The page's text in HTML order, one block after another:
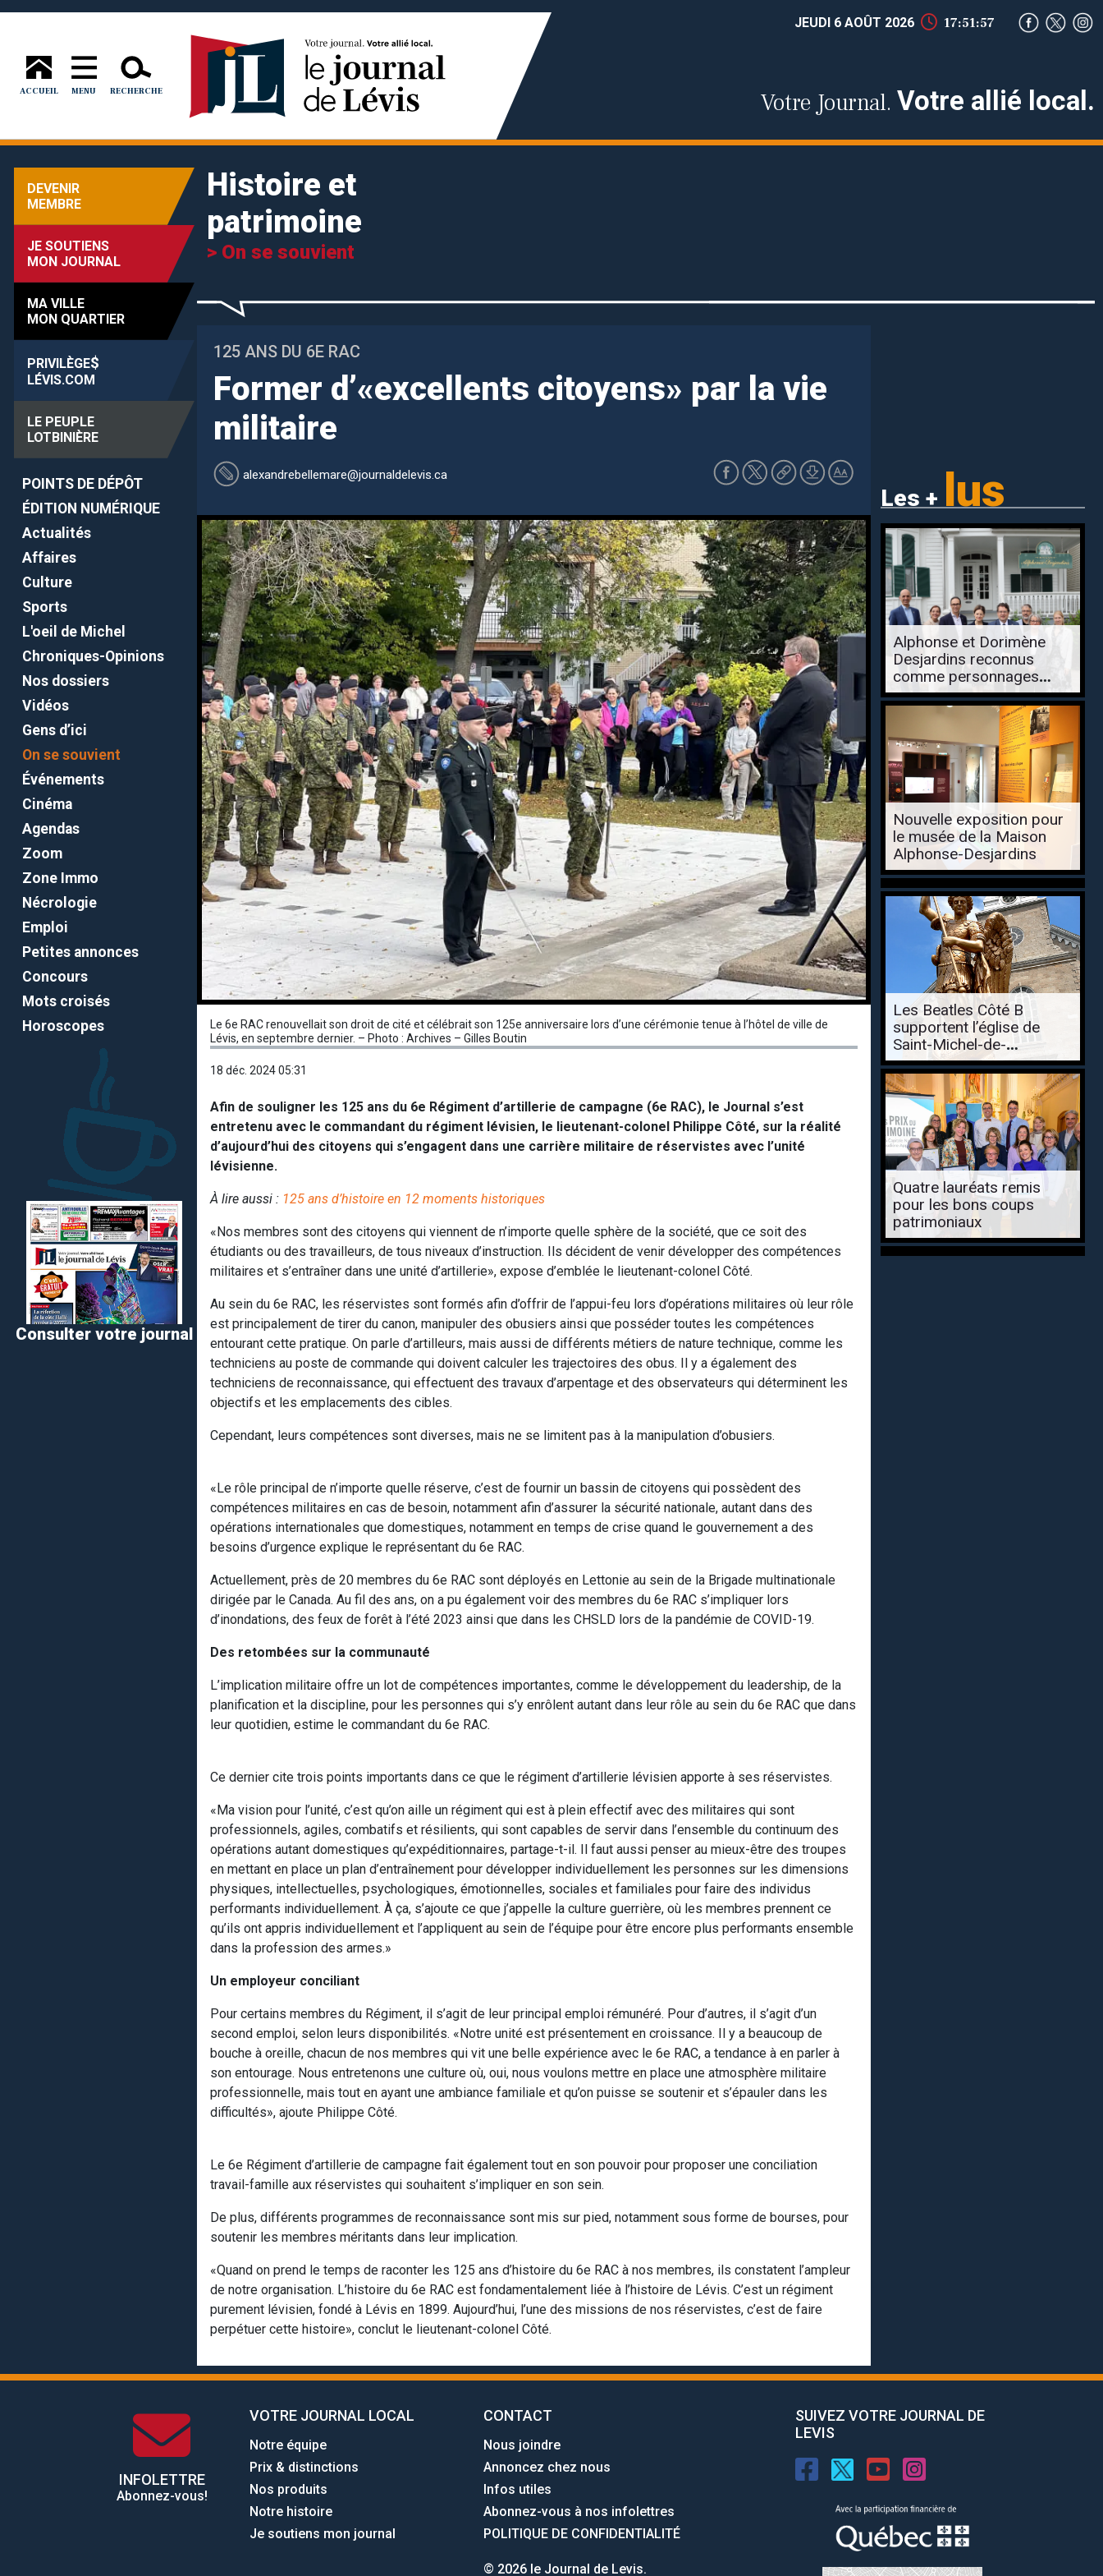
ACCUEIL MENU RECHERCHE
JEUDI 6 AOÛT 2026 17:51:58
Votre Journal. Votre allié local.
DEVENIR
MEMBRE
JE SOUTIENS
MON JOURNAL
MA VILLE
MON QUARTIER
PRIVILÈGE$
LÉVIS.COM
LE PEUPLE
LOTBINIÈRE
POINTS DE DÉPÔT
ÉDITION NUMÉRIQUE
Actualités
Affaires
Culture
Sports
L'oeil de Michel
Chroniques-Opinions
Nos dossiers
Vidéos
Gens d’ici
On se souvient
Événements
Cinéma
Agendas
Zoom
Zone Immo
Nécrologie
Emploi
Petites annonces
Concours
Mots croisés
Horoscopes
Consulter votre journal
Histoire et
patrimoine
> On se souvient
125 ANS DU 6E RAC
Former d’«excellents citoyens» par la vie
militaire
alexandrebellemare@journaldelevis.ca
Les + lus
Le 6e RAC renouvellait son droit de cité et célébrait son 125e anniversaire lors d’une cérémonie tenue à l’hôtel de ville de
Lévis, en septembre dernier. – Photo : Archives – Gilles Boutin
18 déc. 2024 05:31
Afin de souligner les 125 ans du 6e Régiment d’artillerie de campagne (6e RAC), le Journal s’est
entretenu avec le commandant du régiment lévisien, le lieutenant-colonel Philippe Côté, sur la réalité
d’aujourd’hui des citoyens qui s’engagent dans une carrière militaire de réservistes avec l’unité
lévisienne.
À lire aussi : 125 ans d’histoire en 12 moments historiques
«Nos membres sont des citoyens qui viennent de n’importe quelle sphère de la société, que ce soit des
étudiants ou des travailleurs, de tous niveaux d’instruction. Ils décident de venir développer des compétences
militaires et s’entraîner dans une unité d’artillerie», expose d’emblée le lieutenant-colonel Côté.
Au sein du 6e RAC, les réservistes sont formés afin d’offrir de l’appui-feu lors d’opérations militaires où leur rôle
est principalement de tirer du canon, manipuler des obusiers ainsi que posséder toutes les compétences
entourant cette pratique. On parle d’artilleurs, mais aussi de différents métiers de nature technique, comme les
techniciens au poste de commande qui doivent calculer les trajectoires des obus. Il y a également des
techniciens de reconnaissance, qui effectuent des travaux d’arpentage et des observateurs qui déterminent les
objectifs et les emplacements des cibles.
Cependant, leurs compétences sont diverses, mais ne se limitent pas à la manipulation d’obusiers.
«Le rôle principal de n’importe quelle réserve, c’est de fournir un bassin de citoyens qui possèdent des
compétences militaires en cas de besoin, notamment afin d’assurer la sécurité nationale, autant dans des
opérations internationales que domestiques, notamment en temps de crise quand le gouvernement a des
besoins d’urgence explique le représentant du 6e RAC.
Actuellement, près de 20 membres du 6e RAC sont déployés en Lettonie au sein de la Brigade multinationale
dirigée par le Canada. Au fil des ans, on a pu également voir des membres du 6e RAC s’impliquer lors
d’inondations, des feux de forêt à l’été 2023 ainsi que dans les CHSLD lors de la pandémie de COVID-19.
Des retombées sur la communauté
L’implication militaire offre un lot de compétences importantes, comme le développement du leadership, de la
planification et la discipline, pour les personnes qui s’y enrôlent autant dans leur rôle au sein du 6e RAC que dans
leur quotidien, estime le commandant du 6e RAC.
Ce dernier cite trois points importants dans ce que le régiment d’artillerie lévisien apporte à ses réservistes.
«Ma vision pour l’unité, c’est qu’on aille un régiment qui est à plein effectif avec des militaires qui sont
professionnels, agiles, combatifs et résilients, qui sont capables de servir dans l’ensemble du continuum des
opérations autant domestiques qu’expéditionnaires, partage-t-il. Il faut aussi penser au mieux-être des troupes
en mettant en place un plan d’entraînement pour développer individuellement les personnes sur les dimensions
physiques, intellectuelles, psychologiques, émotionnelles, sociales et familiales pour faire des individus
performants individuellement. À ça, s’ajoute ce que j’appelle la culture guerrière, où les membres prennent ce
qu’ils ont appris individuellement et l’appliquent au sein de l’équipe pour être encore plus performants ensemble
dans la profession des armes.»
Un employeur conciliant
Pour certains membres du Régiment, il s’agit de leur principal emploi rémunéré. Pour d’autres, il s’agit d’un
second emploi, selon leurs disponibilités. «Notre unité est présentement en croissance. Il y a beaucoup de
bouche à oreille, chacun de nos membres qui vit une belle expérience avec le 6e RAC, a tendance à en parler à
son entourage. Nous entretenons une culture où, oui, nous voulons mettre en place une atmosphère militaire
professionnelle, mais tout en ayant une ambiance familiale et qu’on puisse se soutenir et s’épauler dans les
difficultés», ajoute Philippe Côté.
Le 6e Régiment d’artillerie de campagne fait également tout en son pouvoir pour proposer une conciliation
travail-famille aux réservistes qui souhaitent s’impliquer en son sein.
De plus, différents programmes de reconnaissance sont mis sur pied, notamment sous forme de bourses, pour
soutenir les membres méritants dans leur implication.
«Quand on prend le temps de raconter les 125 ans d’histoire du 6e RAC à nos membres, ils constatent l’ampleur
de notre organisation. L’histoire du 6e RAC est fondamentalement liée à l’histoire de Lévis. C’est un régiment
purement lévisien, fondé à Lévis en 1899. Aujourd’hui, l’une des missions de nos réservistes, c’est de faire
perpétuer cette histoire», conclut le lieutenant-colonel Côté.
Alphonse et Dorimène
Desjardins reconnus
comme personnages
historiques
Nouvelle exposition pour
le musée de la Maison
Alphonse-Desjardins
Les Beatles Côté B
supportent l’église de
Saint-Michel-de-
Bellechasse
Quatre lauréats remis
pour les bons coups
patrimoniaux
INFOLETTRE
Abonnez-vous!
VOTRE JOURNAL LOCAL
Notre équipe
Prix & distinctions
Nos produits
Notre histoire
Je soutiens mon journal
CONTACT
Nous joindre
Annoncez chez nous
Infos utiles
Abonnez-vous à nos infolettres
POLITIQUE DE CONFIDENTIALITÉ
© 2026 le Journal de Levis.
SUIVEZ VOTRE JOURNAL DE
LEVIS